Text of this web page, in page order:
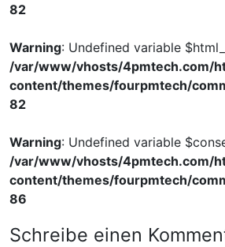
82
Warning: Undefined variable
/var/www/vhosts/4pmtech.com/
content/themes/fourpmtech/
82
Warning: Undefined variable
/var/www/vhosts/4pmtech.com/
content/themes/fourpmtech/
86
Schreibe einen